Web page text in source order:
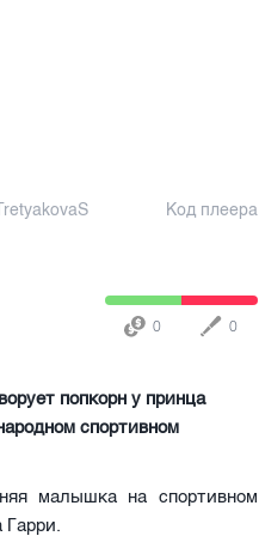
Код плеера
0 0
попкорн у принца
спортивном
малышка на спортивном
Гарри.